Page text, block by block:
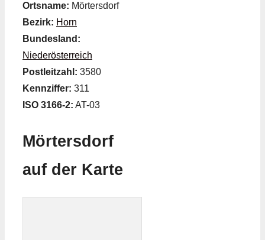
Ortsname: Mörtersdorf
Bezirk: Horn
Bundesland:
Niederösterreich
Postleitzahl: 3580
Kennziffer: 311
ISO 3166-2: AT-03
Mörtersdorf
auf der Karte